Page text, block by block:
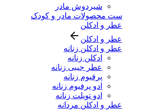
شیردوش مادر
ست محصولات مادر و کودک
عطر و ادکلن
عطر و ادکلن
عطر و ادکلن زنانه
ادکلن زنانه
عطر جیبی زنانه
پرفیوم زنانه
ادو پرفیوم زنانه
ادو تویلت زنانه
عطر و ادکلن مردانه